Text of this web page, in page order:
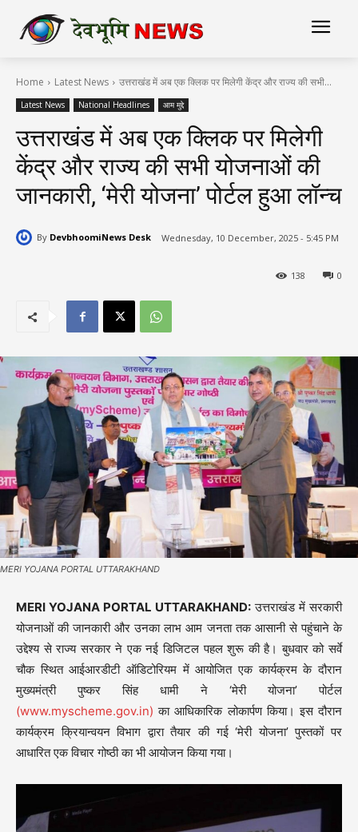
Home Latest News उत्तराखंड में अब एक क्लिक पर मिलेगी केंद्र और राज्य की सभी...
Latest News National Headlines आम मुद्दे
उत्तराखंड में अब एक क्लिक पर मिलेगी
केंद्र और राज्य की सभी योजनाओं की
जानकारी, ‘मेरी योजना’ पोर्टल हुआ लॉन्च
By DevbhoomiNews Desk Wednesday, 10 December, 2025 - 5:45 PM
0
138
MERI YOJANA PORTAL UTTARAKHAND
MERI YOJANA PORTAL UTTARAKHAND: उत्तराखंड में सरकारी
योजनाओं की जानकारी और उनका लाभ आम जनता तक आसानी से पहुंचाने के
उद्देश्य से राज्य सरकार ने एक नई डिजिटल पहल शुरू की है। बुधवार को सर्वे
चौक स्थित आईआरडीटी ऑडिटोरियम में आयोजित एक कार्यक्रम के दौरान
मुख्यमंत्री पुष्कर सिंह धामी ने ‘मेरी योजना’ पोर्टल
(www.myscheme.gov.in) का आधिकारिक लोकार्पण किया। इस दौरान
कार्यक्रम क्रियान्वयन विभाग द्वारा तैयार की गई ‘मेरी योजना’ पुस्तकों पर
आधारित एक विचार गोष्ठी का भी आयोजन किया गया।